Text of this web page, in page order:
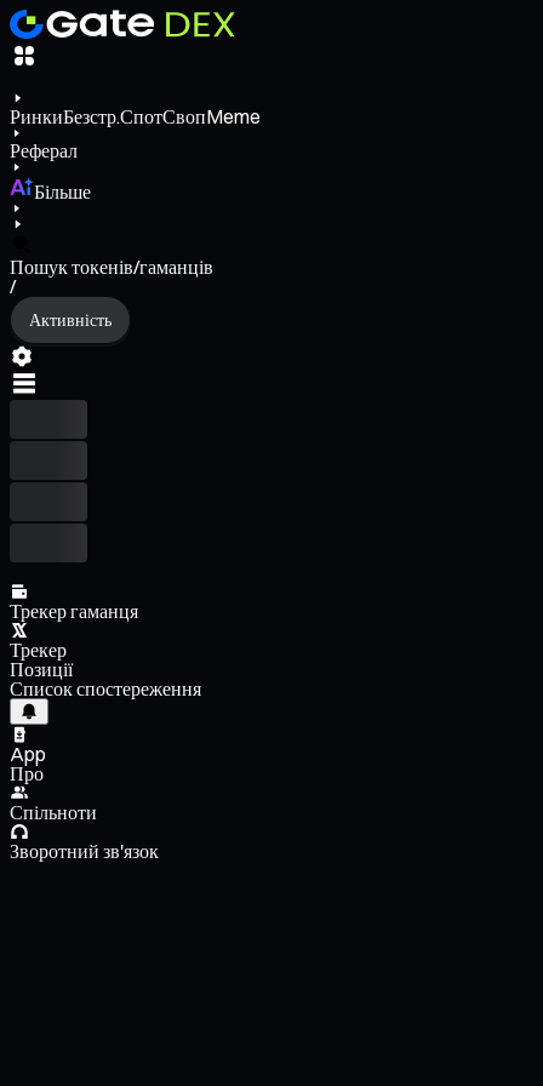
РинкиБезстр.СпотСвопMeme
Реферал
Більше
Пошук токенів/гаманців
/
Активність
Трекер гаманця
Трекер
Позиції
Список спостереження
App
Про
Спільноти
Зворотний зв'язок